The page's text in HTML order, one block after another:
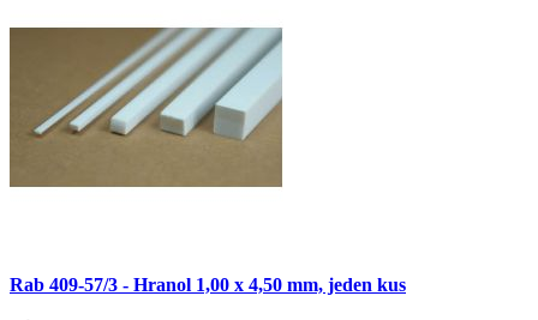
Rab 409-57/3 - Hranol 1,00 x 4,50 mm, jeden kus